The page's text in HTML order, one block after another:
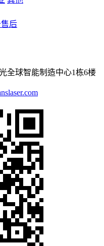
后
全球智能制造中心1栋6楼